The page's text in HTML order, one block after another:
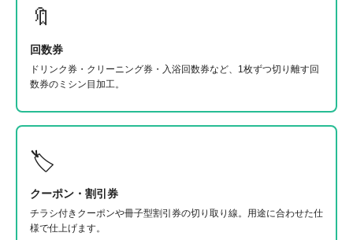
🔖
回数券
ドリンク券・クリーニング券・入浴回数券など、1枚ずつ切り離す回
数券のミシン目加工。
🏷
クーポン・割引券
チラシ付きクーポンや冊子型割引券の切り取り線。用途に合わせた仕
様で仕上げます。